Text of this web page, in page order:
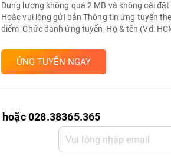
Dung lượng không quá 2 MB và không cài
Hoặc vui lòng gửi bản Thông tin ứng tuyển
điểm_Chức danh ứng tuyển_Họ & tên (Vd:
ỨNG TUYỂN NGAY
028.38365.365